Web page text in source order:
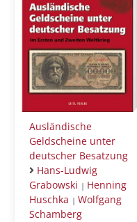
Ausländische
Geldscheine unter
deutscher Besatzung
Hans-Ludwig
Grabowski | Henning
Huschka | Wolfgang
Schamberg